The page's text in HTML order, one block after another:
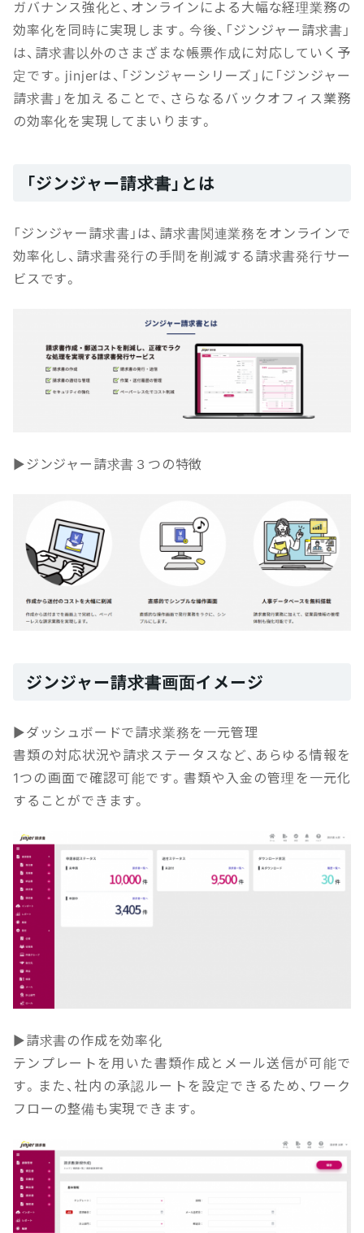
ガバナンス強化と、オンラインによる大幅な経理業務の
効率化を同時に実現します。今後、「ジンジャー請求書」
は、請求書以外のさまざまな帳票作成に対応していく予
定です。jinjerは、「ジンジャーシリーズ」に「ジンジャー
請求書」を加えることで、さらなるバックオフィス業務
の効率化を実現してまいります。
「ジンジャー請求書」とは
「ジンジャー請求書」は、請求書関連業務をオンラインで
効率化し、請求書発行の手間を削減する請求書発行サー
ビスです。
▶ジンジャー請求書３つの特徴
ジンジャー請求書画面イメージ
▶ダッシュボードで請求業務を一元管理
書類の対応状況や請求ステータスなど、あらゆる情報を
1つの画面で確認可能です。書類や入金の管理を一元化
することができます。
▶請求書の作成を効率化
テンプレートを用いた書類作成とメール送信が可能で
す。また、社内の承認ルートを設定できるため、ワーク
フローの整備も実現できます。